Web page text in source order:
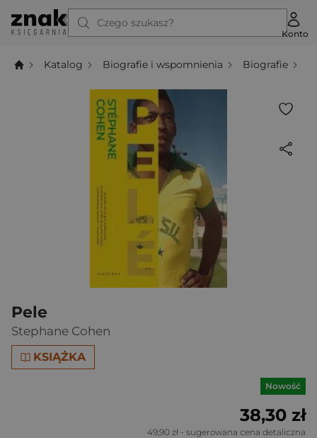
Czego szukasz?
Konto
Katalog Biografie i wspomnienia Biografie
Pele
Stephane Cohen
KSIĄŻKA
Nowość
38,30 zł
49,90 zł - sugerowana cena detaliczna